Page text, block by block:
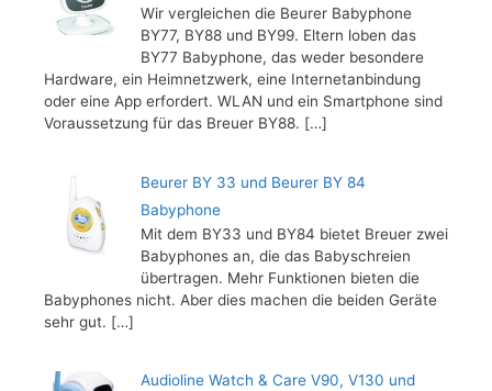
Wir vergleichen die Beurer Babyphone
BY77, BY88 und BY99. Eltern loben das
BY77 Babyphone, das weder besondere
Hardware, ein Heimnetzwerk, eine Internetanbindung
oder eine App erfordert. WLAN und ein Smartphone sind
Voraussetzung für das Breuer BY88. […]
Beurer BY 33 und Beurer BY 84
Babyphone
Mit dem BY33 und BY84 bietet Breuer zwei
Babyphones an, die das Babyschreien
übertragen. Mehr Funktionen bieten die
Babyphones nicht. Aber dies machen die beiden Geräte
sehr gut. […]
Audioline Watch & Care V90, V130 und